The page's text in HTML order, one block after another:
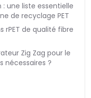
une liste essentielle
de recyclage PET
de qualité fibre
Zig Zag pour le
nécessaires ?